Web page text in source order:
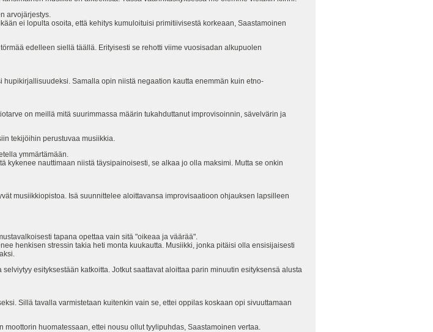
arvojärjestys.
ei lopulta osoita, että kehitys kumuloituisi primitiivisestä korkeaan, Saastamoinen
edelleen siellä täällä. Erityisesti se rehotti viime vuosisadan alkupuolen
Samalla opin niistä negaation kautta enemmän kuin etno-
on meillä mitä suurimmassa määrin tukahduttanut improvisoinnin, sävelvärin ja
tekijöihin perustuvaa musiikkia.
ymmärtämään.
kykenee nauttimaan niistä täysipainoisesti, se alkaa jo olla maksimi. Mutta se onkin
musiikkiopistoa. Isä suunnittelee aloittavansa improvisaatioon ohjauksen lapsilleen
tapana opettaa vain sitä "oikeaa ja väärää".
henkisen stressin takia heti monta kuukautta. Musiikki, jonka pitäisi olla ensisijaisesti
esityksestään katkoitta. Jotkut saattavat aloittaa parin minuutin esityksensä alusta
Sillä tavalla varmistetaan kuitenkin vain se, ettei oppilas koskaan opi sivuuttamaan
huomatessaan, ettei nousu ollut tyylipuhdas, Saastamoinen vertaa.